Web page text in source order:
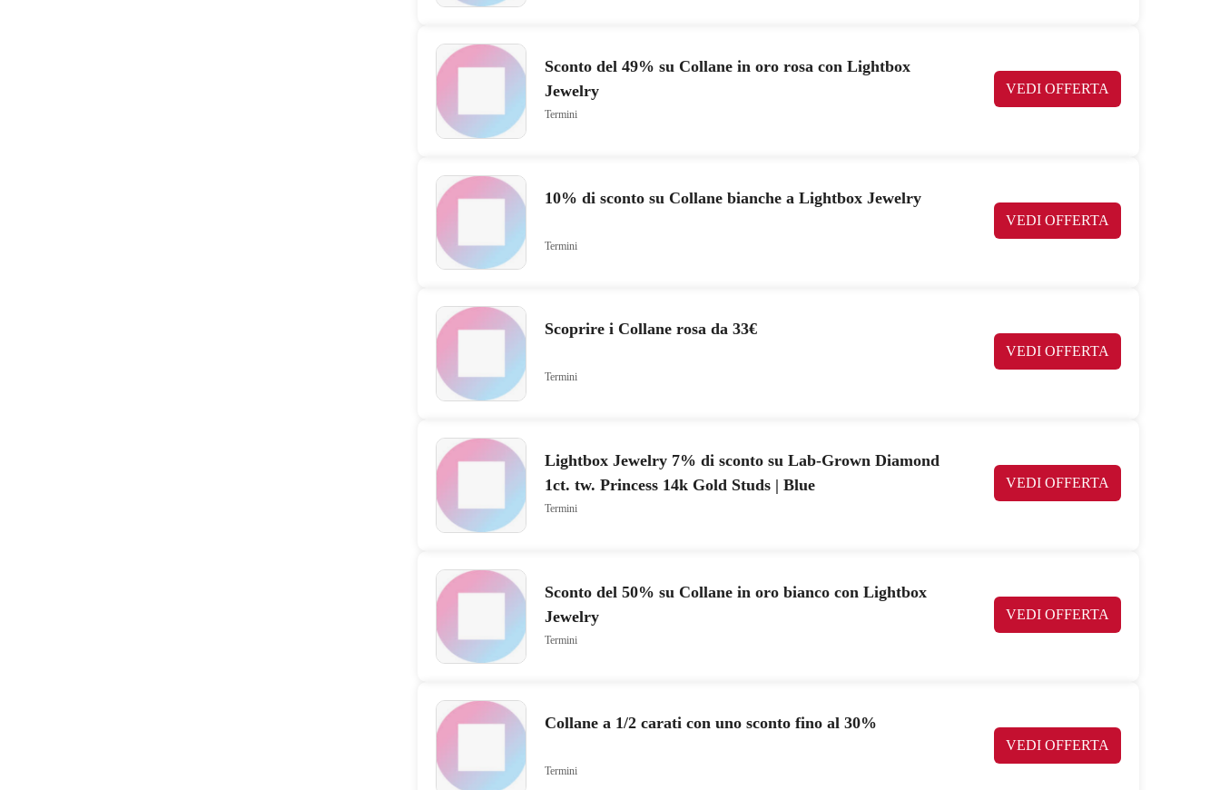
Sconto del 49% su Collane in oro rosa con Lightbox
Jewelry
VEDI OFFERTA
Termini
10% di sconto su Collane bianche a Lightbox Jewelry
VEDI OFFERTA
Termini
Scoprire i Collane rosa da 33€
VEDI OFFERTA
Termini
Lightbox Jewelry 7% di sconto su Lab-Grown Diamond
1ct. tw. Princess 14k Gold Studs | Blue
VEDI OFFERTA
Termini
Sconto del 50% su Collane in oro bianco con Lightbox
Jewelry
VEDI OFFERTA
Termini
Collane a 1/2 carati con uno sconto fino al 30%
VEDI OFFERTA
Termini